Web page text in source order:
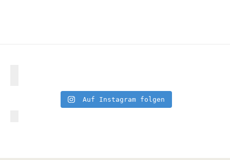
Auf Instagram folgen